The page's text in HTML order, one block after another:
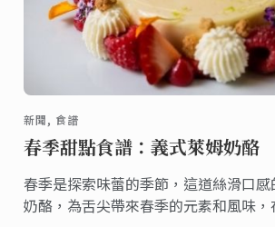
新聞, 食譜
春季甜點食譜：義式萊姆奶酪
春季是探索味蕾的季節，這道絲滑口
奶酪，為舌尖帶來春季的元素和風味